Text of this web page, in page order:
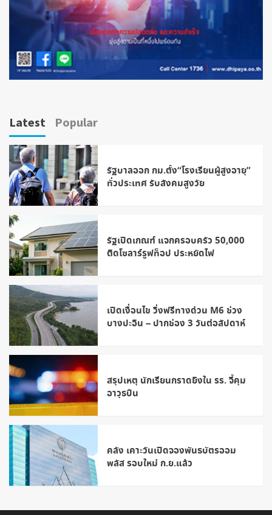
Latest Popular
รัฐบาลออก กม.ตั้ง“โรงเรียนผู้สูงอายุ”
ทั่วประเทศ รับสังคมสูงวัย
รัฐเปิดเกณฑ์ แจกครอบครัว 50,000
ติดโซลาร์รูฟท็อป ประหยัดไฟ
เปิดเงื่อนไข วิ่งฟรีทางด่วน M6 ช่วง
บางปะอิน – ปากช่อง 3 วันต่อสัปดาห์
สรุปเหตุ นักเรียนกราดยิงใน รร. จี้คุม
อาวุธปืน
คลัง เคาะวันเปิดจองพันธบัตรออม
พลัส รอบใหม่ ก.ย.แล้ว